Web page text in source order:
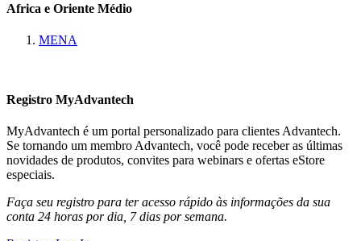
Africa e Oriente Médio
MENA
Registro MyAdvantech
MyAdvantech é um portal personalizado para clientes Advantech.
Se tornando um membro Advantech, você pode receber as últimas
novidades de produtos, convites para webinars e ofertas eStore
especiais.
Faça seu registro para ter acesso rápido às informações da sua
conta 24 horas por dia, 7 dias por semana.